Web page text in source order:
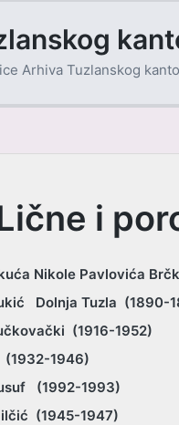
Arhiva Tuzlanskog
i
Nikole Pavlovića
Dolnja Tuzla (1890-
(1916-1952)
1946)
(1992-1993)
(1945-1947)